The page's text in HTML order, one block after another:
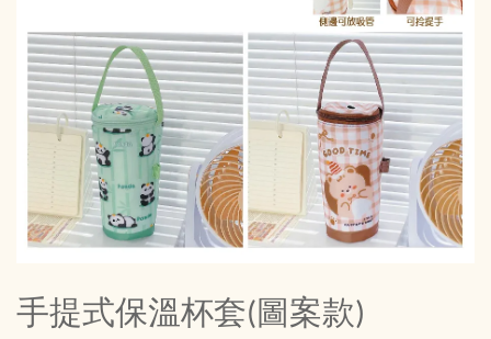
手提式保溫杯套(圖案款)